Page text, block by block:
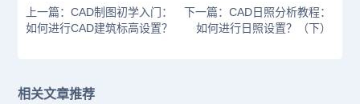
上一篇：CAD制图初学入门：
如何进行CAD建筑标高设置？
下一篇：CAD日照分析教程：
如何进行日照设置？（下）
相关文章推荐